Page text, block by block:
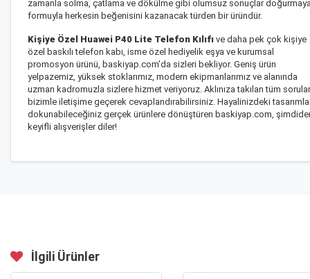
zamanla solma, çatlama ve dökülme gibi olumsuz sonuçlar
formuyla herkesin beğenisini kazanacak türden bir üründür.
Kişiye Özel Huawei P40 Lite Telefon Kılıfı ve daha pek çok kişiye
özel baskılı telefon kabı, isme özel hediyelik eşya ve kurumsal
promosyon ürünü, baskiyap.com’da sizleri bekliyor. Geniş ürün
yelpazemiz, yüksek stoklarımız, modern ekipmanlarımız ve alanında
uzman kadromuzla sizlere hizmet veriyoruz. Aklınıza takılan tüm
bizimle iletişime geçerek cevaplandırabilirsiniz. Hayalinizdeki
dokunabileceğiniz gerçek ürünlere dönüştüren baskiyap.com,
keyifli alışverişler diler!
İlgili Ürünler